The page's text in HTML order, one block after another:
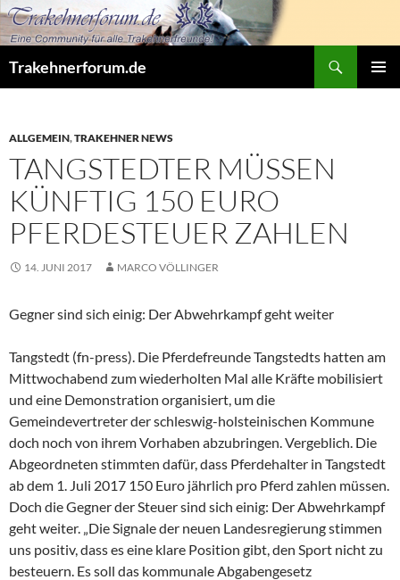
Zum
Inhalt
Trakehnerforum.de
ALLGEMEIN,TRAKEHNER NEWS
TANGSTEDTER MÜSSEN
KÜNFTIG 150 EURO
PFERDESTEUER ZAHLEN
14. JUNI 2017 MARCO VÖLLINGER
Gegner sind sich einig: Der Abwehrkampf geht weiter
Tangstedt (fn-press). Die Pferdefreunde Tangstedts hatten am
Mittwochabend zum wiederholten Mal alle Kräfte mobilisiert
und eine Demonstration organisiert, um die
Gemeindevertreter der schleswig-holsteinischen Kommune
doch noch von ihrem Vorhaben abzubringen. Vergeblich. Die
Abgeordneten stimmten dafür, dass Pferdehalter in Tangstedt
ab dem 1. Juli 2017 150 Euro jährlich pro Pferd zahlen müssen.
Doch die Gegner der Steuer sind sich einig: Der Abwehrkampf
geht weiter. „Die Signale der neuen Landesregierung stimmen
uns positiv, dass es eine klare Position gibt, den Sport nicht zu
besteuern. Es soll das kommunale Abgabengesetz